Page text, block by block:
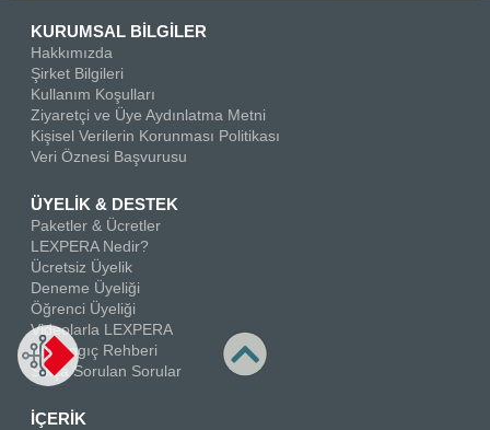
KURUMSAL BİLGİLER
Hakkımızda
Şirket Bilgileri
Kullanım Koşulları
Ziyaretçi ve Üye Aydınlatma Metni
Kişisel Verilerin Korunması Politikası
Veri Öznesi Başvurusu
ÜYELİK & DESTEK
Paketler & Ücretler
LEXPERA Nedir?
Ücretsiz Üyelik
Deneme Üyeliği
Öğrenci Üyeliği
Videolarla LEXPERA
Başlangıç Rehberi
Sıkça Sorulan Sorular
İÇERİK